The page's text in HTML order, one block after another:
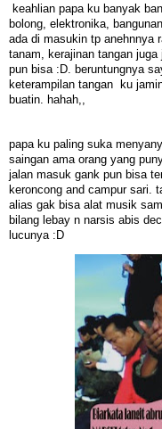
keahlian papa ku banyak
bolong, elektronika,
ada di masukin tp anehnnya
tanam, kerajinan tangan
pun bisa :D. beruntungnya
keterampilan tangan ku
buatin. hahah,,
papa ku paling suka
saingan ama orang yang
jalan masuk gank pun bisa
keroncong and campur sari.
alias gak bisa alat musik
bilang lebay n narsis abis
lucunya :D